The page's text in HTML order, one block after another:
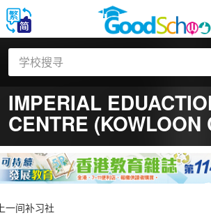
IMPERIAL
CENTRE (KOWLOON
一间补习社